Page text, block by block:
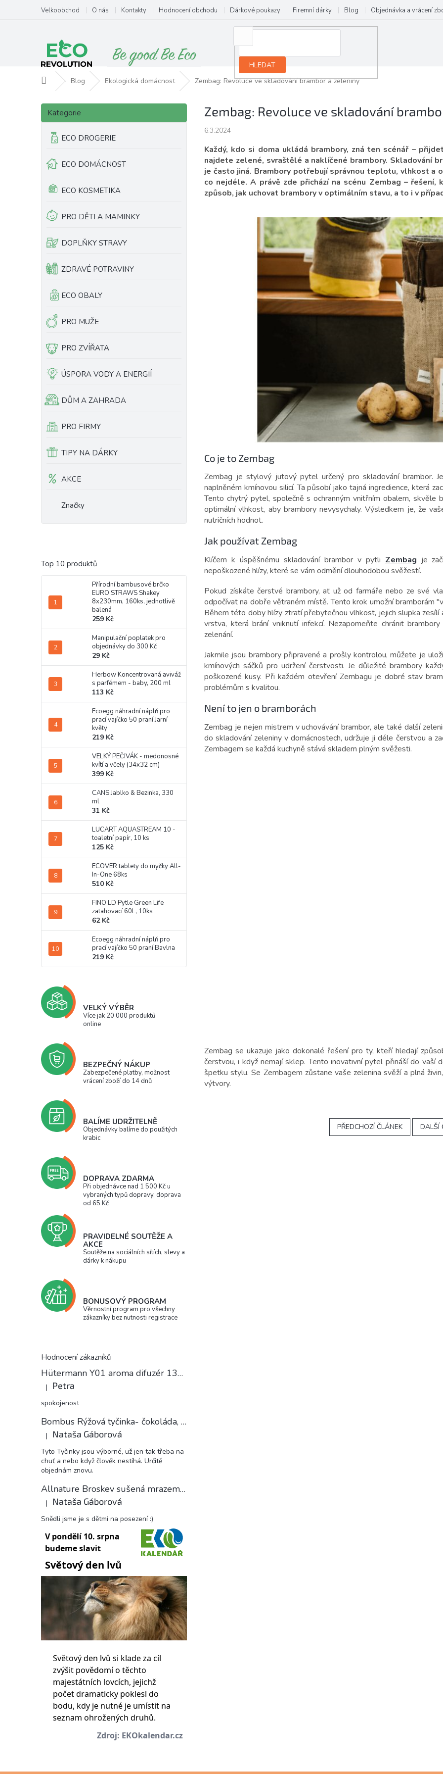
obsah
Velkoobchod O nás Kontakty Hodnocení obchodu Dárkové poukazy Firemní dárky Blog Objednávka a vrácení
HLEDAT
Domů Blog Ekologická domácnost Zembag: Revoluce ve skladování brambor a zeleniny
P
s
n
n
Přeskočit
kategorie
Kategorie
ECO DROGERIE
ECO DOMÁCNOST
ECO KOSMETIKA
PRO DĚTI A MAMINKY
DOPLŇKY STRAVY
ZDRAVÉ POTRAVINY
ECO OBALY
PRO MUŽE
PRO ZVÍŘATA
ÚSPORA VODY A ENERGIÍ
DŮM A ZAHRADA
PRO FIRMY
TIPY NA DÁRKY
AKCE
Značky
Top 10 produktů
Přírodní bambusové brčko
EURO STRAWS Shakey
8x230mm, 160ks, jednotlivě
balená
259 Kč
Manipulační poplatek pro
objednávky do 300 Kč
29 Kč
Herbow Koncentrovaná aviváž
s parfémem - baby, 200 ml
113 Kč
Ecoegg náhradní náplň pro
prací vajíčko 50 praní Jarní
květy
219 Kč
VELKÝ PEČIVÁK - medonosné
kvítí a včely (34x32 cm)
399 Kč
CANS Jablko & Bezinka, 330
ml
31 Kč
LUCART AQUASTREAM 10 -
toaletní papír, 10 ks
125 Kč
ECOVER tablety do myčky All-
In-One 68ks
510 Kč
FINO LD Pytle Green Life
zatahovací 60L, 10ks
62 Kč
Ecoegg náhradní náplň pro
prací vajíčko 50 praní Bavlna
219 Kč
VELKÝ VÝBĚR
Více jak 20 000 produktů
online
BEZPEČNÝ NÁKUP
Zabezpečené platby, možnost
vrácení zboží do 14 dnů
BALÍME UDRŽITELNĚ
Objednávky balíme do použitých
krabic
DOPRAVA ZDARMA
Při objednávce nad 1 500 Kč u
vybraných typů dopravy, doprava
od 65 Kč
PRAVIDELNÉ SOUTĚŽE A
AKCE
Soutěže na sociálních sítích, slevy a
dárky k nákupu
BONUSOVÝ PROGRAM
Věrnostní program pro všechny
zákazníky bez nutnosti registrace
Hodnocení zákazníků
Hütermann Y01 aroma difuzér 130ml světlé dřevo - ultrazvukový, USB.
Hodnocení produktu je 5 z 5 hvězdiček.
| Petra
spokojenost
Bombus Rýžová tyčinka- čokoláda, 18 g
Hodnocení produktu je 5 z 5 hvězdiček.
| Nataša Gáborová
Tyto Tyčinky jsou výborné, už jen tak třeba na
chuť a nebo když člověk nestíhá. Určitě
objednám znovu.
Allnature Broskev sušená mrazem plátky, 15 g
Hodnocení produktu je 5 z 5 hvězdiček.
| Nataša Gáborová
Snědli jsme je s dětmi na posezení :)
Zembag: Revoluce ve skladování
6.3.2024
Každý, kdo si doma ukládá brambory, zná ten scénář –
najdete zelené, svraštělé a naklíčené brambory. Skladování
je často jiná. Brambory potřebují správnou teplotu, vlhkost a
co nejdéle. A právě zde přichází na scénu Zembag –
způsob, jak uchovat brambory v optimálním stavu, a to i v
Co je to Zembag
Zembag je stylový jutový pytel určený pro skladování brambor.
naplněném kmínovou silicí. Ta působí jako tajná ingredience, která
Tento chytrý pytel, společně s ochranným vnitřním obalem, skvěle
optimální vlhkost, aby brambory nevysychaly. Výsledkem je, že
nutričních hodnot.
Jak používat Zembag
Klíčem k úspěšnému skladování brambor v pytli Zembag je
nepoškozené hlízy, které se vám odmění dlouhodobou svěžestí.
Pokud získáte čerstvé brambory, ať už od farmáře nebo ze své
odpočívat na dobře větraném místě. Tento krok umožní bramborám
Během této doby hlízy ztratí přebytečnou vlhkost, jejich slupka zesílí
vrstva, která brání vniknutí infekcí. Nezapomeňte chránit
zelenání.
Jakmile jsou brambory připravené a prošly kontrolou, můžete je
kmínových sáčků pro udržení čerstvosti. Je důležité brambory
poškozené kusy. Při každém otevření Zembagu je dobré stav
problémům s kvalitou.
Není to jen o bramborách
Zembag je nejen mistrem v uchovávání brambor, ale také další
do skladování zeleniny v domácnostech, udržuje ji déle čerstvou a
Zembagem se každá kuchyně stává skladem plným svěžesti.
Zembag se ukazuje jako dokonalé řešení pro ty, kteří hledají
čerstvou, i když nemají sklep. Tento inovativní pytel přináší do vaší
špetku stylu. Se Zembagem zůstane vaše zelenina svěží a plná
výtvory.
PŘEDCHOZÍ ČLÁNEK DALŠÍ